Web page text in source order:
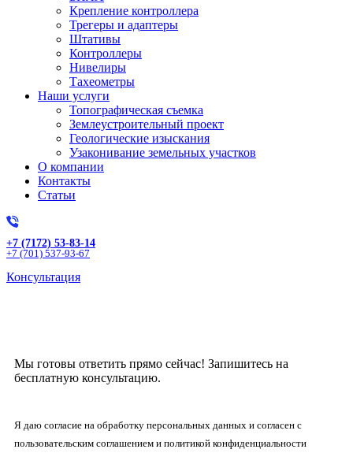
Крепление контроллера
Трегеры и адаптеры
Штативы
Контроллеры
Нивелиры
Тахеометры
Наши услуги
Топографическая съемка
Землеустроительный проект
Геологические изыскания
Узаконивание земельных участков
О компании
Контакты
Статьи
+7 (7172) 53-83-14
+7 (701) 537-93-67
Консультация
Мы готовы ответить прямо сейчас! Запишитесь на
бесплатную консультацию.
Я даю согласие на обработку персональных данных и согласен с
пользовательским соглашением и политикой конфиденциальности